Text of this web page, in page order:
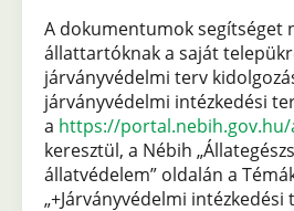
A dokumentumok segítséget
állattartóknak a saját
járványvédelmi terv
járványvédelmi intézkedési
a https://portal.nebih.gov.hu/
keresztül, a Nébih
állatvédelem” oldalán a
„+Járványvédelmi intézkedési